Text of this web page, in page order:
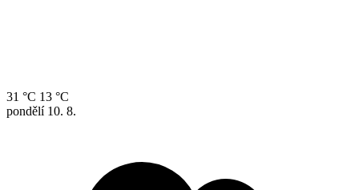
31 °C 13 °C
pondělí 10. 8.